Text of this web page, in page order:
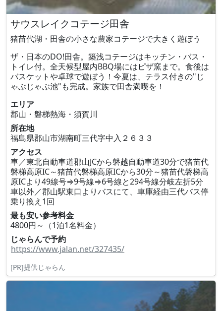
サウスレイクコテージ田舎
猪苗代湖・田舎の小さな農家コテージで大きく遊ぼう
ザ・日本のDO!田舎。築浅コテージはキッチン・バス・
トイレ付。全天候型屋内BBQ場にはピザ窯まで。食後は
バスケットや卓球で遊ぼう！今夏は、テラス付きの"じ
ゃぶじゃぶ池"も完成。家族で田舎満喫を！
エリア
郡山・磐梯熱海・須賀川
所在地
福島県郡山市湖南町三代字中入２６３３
アクセス
車／東北自動車道郡山JCから磐越自動車道30分で猪苗代
磐梯高原IC～猪苗代磐梯高原ICから30分～猪苗代磐梯高
原ICより49線号⇒9号線⇒6号線と294号線分岐左折5分
車以外／郡山駅東口よりバスにて、車庫経由三代バス停
乗り換え1回
最も安い参考料金
4800円～（1泊1名料金）
じゃらんで予約
https://www.jalan.net/327435/
[PR]提供じゃらん